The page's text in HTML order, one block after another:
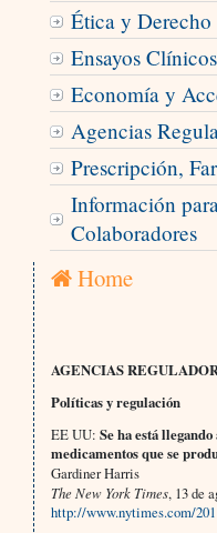
Ética y Derecho
Ensayos Clínicos
Economía y
Agencias
Prescripción,
Información
Colaboradores
Home
AGENCIAS
Políticas y regulación
EE UU: Se ha está
medicamentos que se
Gardiner Harris
The New York Times, 13 de
http://www.nytimes.com/